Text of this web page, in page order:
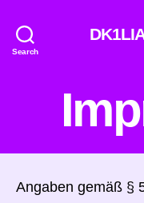
Search
Angaben gemäß §